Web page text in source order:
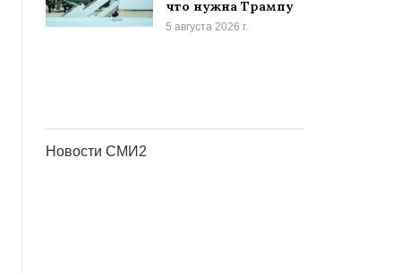
что нужна Трампу
5 августа 2026 г.